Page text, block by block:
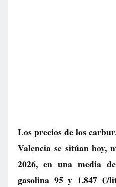
Los precios de los
Valencia se sitúan hoy,
2026, en una media de
gasolina 95 y 1.847 €/